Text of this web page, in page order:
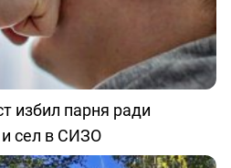
избил парня ради
сел в СИЗО